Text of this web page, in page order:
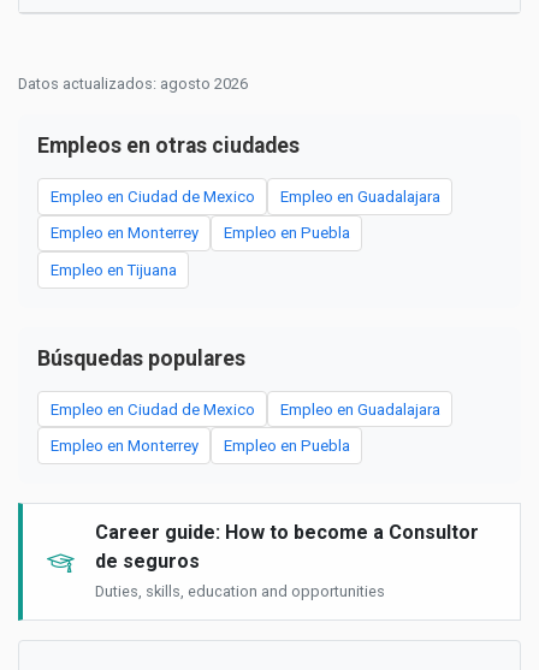
Datos actualizados: agosto 2026
Empleos en otras ciudades
Empleo en Ciudad de Mexico Empleo en Guadalajara
Empleo en Monterrey Empleo en Puebla
Empleo en Tijuana
Búsquedas populares
Empleo en Ciudad de Mexico Empleo en Guadalajara
Empleo en Monterrey Empleo en Puebla
Career guide: How to become a Consultor
de seguros
Duties, skills, education and opportunities